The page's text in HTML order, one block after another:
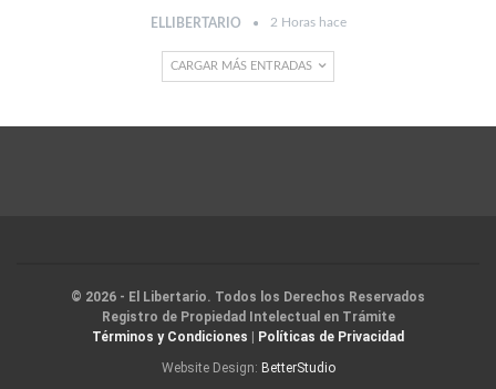
ELLIBERTARIO 2 Horas hace
CARGAR MÁS ENTRADAS
© 2026 - El Libertario. Todos los Derechos Reservados
Registro de Propiedad Intelectual en Trámite
Términos y Condiciones
Políticas de Privacidad
Website Design: BetterStudio